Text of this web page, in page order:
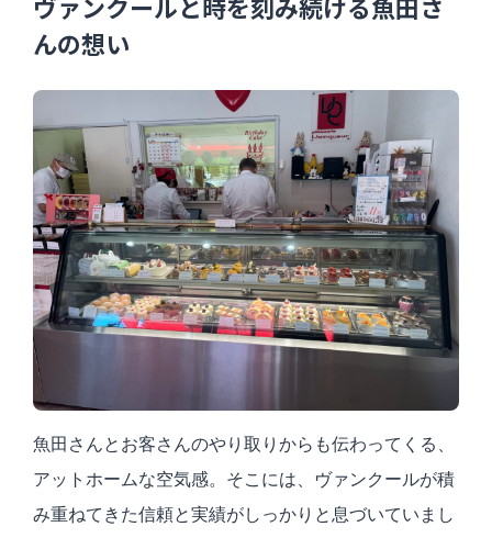
ヴァンクールと時を刻み続ける魚田さ
んの想い
魚田さんとお客さんのやり取りからも伝わってくる、
アットホームな空気感。そこには、ヴァンクールが積
み重ねてきた信頼と実績がしっかりと息づいていまし